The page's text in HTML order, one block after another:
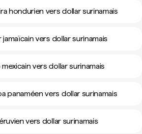
hondurien vers dollar surinamais
vers dollar surinamais
vers dollar surinamais
panaméen vers dollar surinamais
vers dollar surinamais